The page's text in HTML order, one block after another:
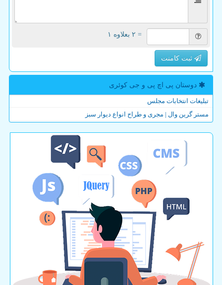
= ۲ بعلاوه ۱
ثبت کامنت
دوستان پی اچ پی و جی كوئری
تبلیغات انتخابات مجلس
مستر گرین وال | مجری و طراح انواع دیوار سبز